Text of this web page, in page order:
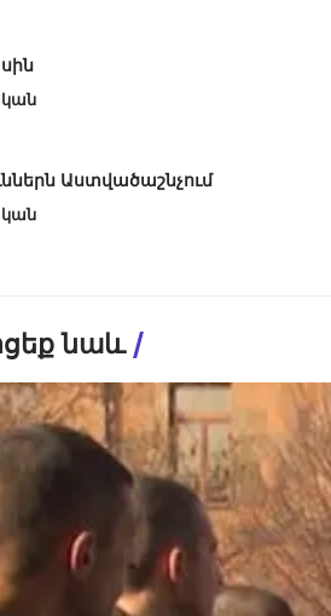
Աստվածաշնչում
նաև